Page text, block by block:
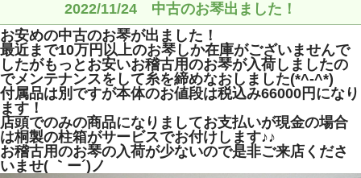
2022/11/24 中古のお琴出ました！
お安めの中古のお琴が出ました！
最近まで10万円以上のお琴しか在庫がございませんで
したがもっとお安いお稽古用のお琴が入荷しましたの
でメンテナンスをして糸を締めなおしました(*^-^*)
付属品は別ですが本体のお値段は税込み66000円になり
ます！
店頭でのみの商品になりましてお支払いが現金の場合
は桐製の柱箱がサービスでお付けします♪♪
お稽古用のお琴の入荷が少ないので是非ご来店くださ
いませ( ｀ー´)ノ